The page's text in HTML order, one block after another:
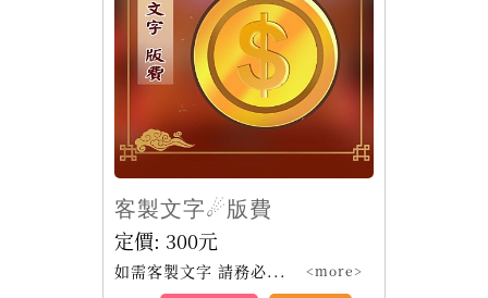
客製文字☄版費
定價: 300元
如需客製文字 請務必... <more>